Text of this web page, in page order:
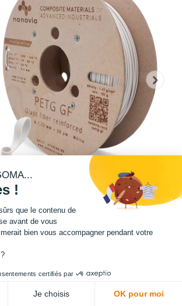
1.75 mm
500 g
!
que le contenu de
avant de vous
bien vous accompagner pendant votre
certifiés par
Je choisis OK pour moi